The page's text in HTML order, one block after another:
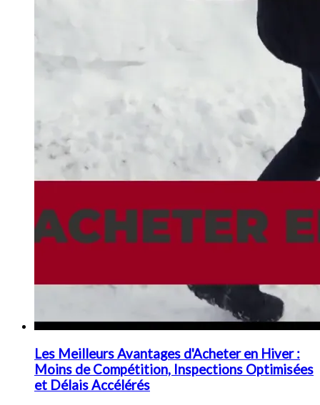
Les Meilleurs Avantages d'Acheter en Hiver :
Moins de Compétition, Inspections Optimisées
et Délais Accélérés